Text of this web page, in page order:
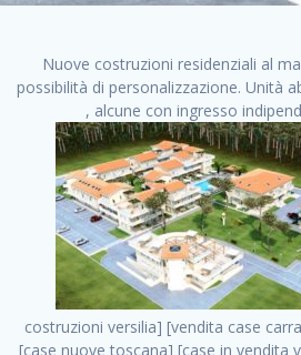
Nuove costruzioni residenziali al
possibilità di personalizzazione. Unità
, alcune con ingresso